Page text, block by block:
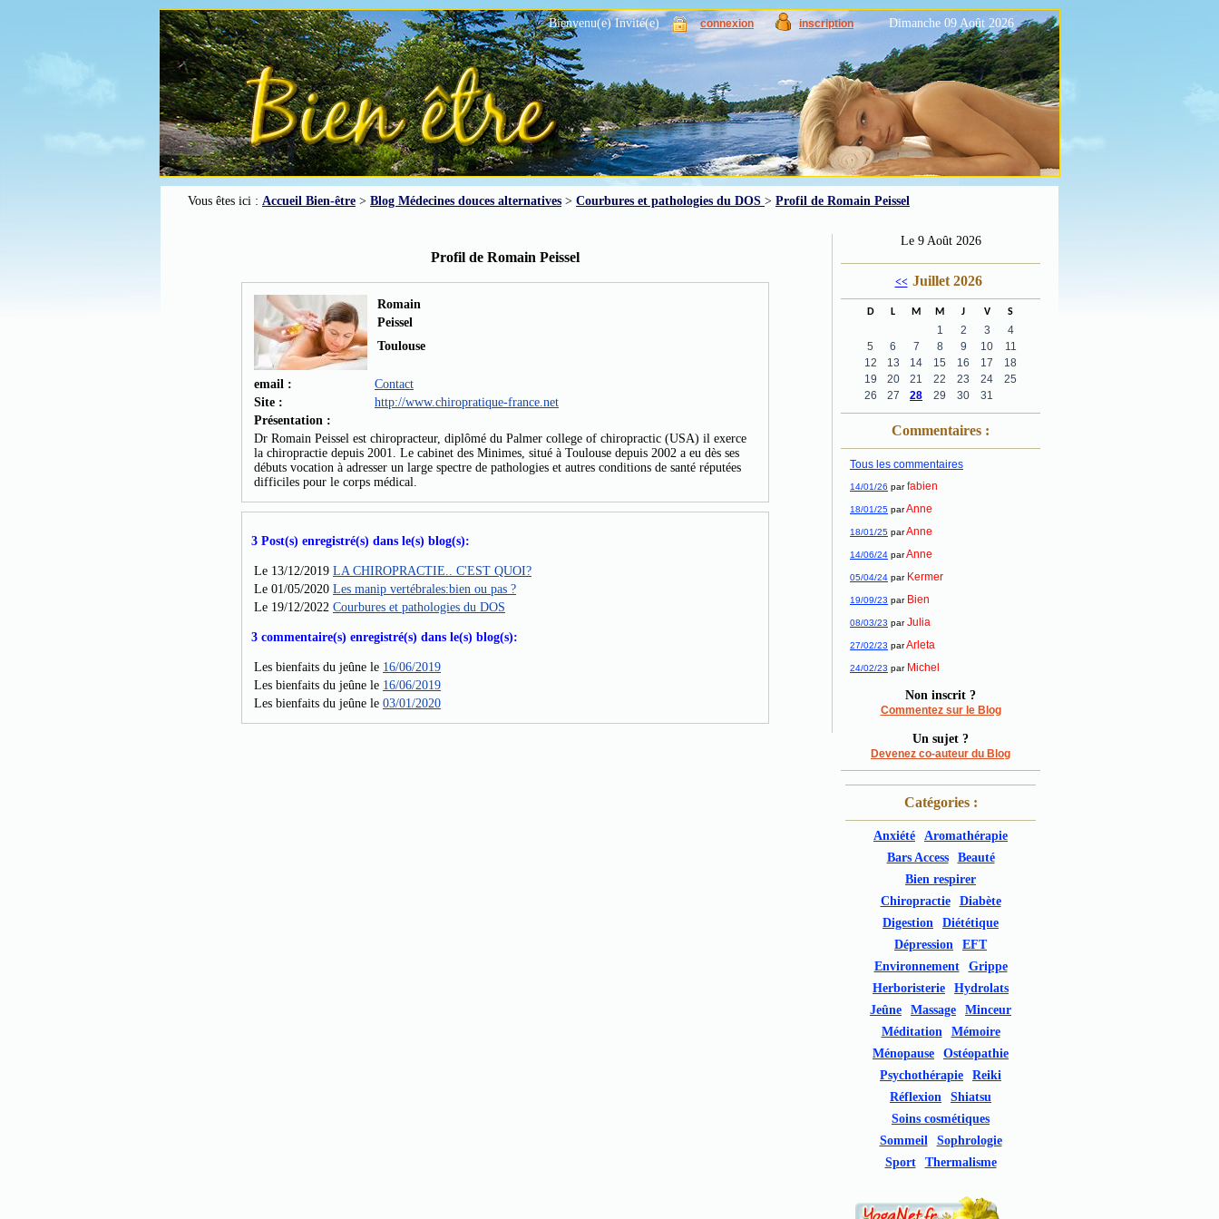
Bienvenu(e) Invité(e) connexion inscription Dimanche 09 Août 2026
Vous êtes ici : Accueil Bien-être > Blog Médecines douces alternatives > Courbures et pathologies du DOS > Profil de Romain Peissel
Profil de Romain Peissel
Romain
Peissel
Toulouse
email :
Contact
Site :
http://www.chiropratique-france.net
Présentation :
Dr Romain Peissel est chiropracteur, diplômé du Palmer college of chiropractic (USA) il exerce
la chiropractie depuis 2001. Le cabinet des Minimes, situé à Toulouse depuis 2002 a eu dès ses
débuts vocation à adresser un large spectre de pathologies et autres conditions de santé réputées
difficiles pour le corps médical.
3 Post(s) enregistré(s) dans le(s) blog(s):
Le 13/12/2019 LA CHIROPRACTIE.. C'EST QUOI?
Le 01/05/2020 Les manip vertébrales:bien ou pas ?
Le 19/12/2022 Courbures et pathologies du DOS
3 commentaire(s) enregistré(s) dans le(s) blog(s):
Les bienfaits du jeûne le 16/06/2019
Les bienfaits du jeûne le 16/06/2019
Les bienfaits du jeûne le 03/01/2020
Le 9 Août 2026
<< Juillet 2026
D L M M J V S
1 2 3
4
5
6 7 8 9 10
11
12
13 14 15 16 17
18
19
20 21 22 23 24
25
26
27 28 29 30 31
Commentaires :
Tous les commentaires
14/01/26 par fabien
18/01/25 parAnne
18/01/25 parAnne
14/06/24 parAnne
05/04/24 par Kermer
19/09/23 par Bien
08/03/23 par Julia
27/02/23 parArleta
24/02/23 par Michel
Non inscrit ?
Commentez sur le Blog
Un sujet ?
Devenez co-auteur du Blog
Catégories :
Anxiété
Aromathérapie
Bars Access
Beauté
Bien respirer
Chiropractie
Diabète
Digestion
Diététique
Dépression
EFT
Environnement
Grippe
Herboristerie
Hydrolats
Jeûne
Massage
Minceur
Méditation
Mémoire
Ménopause
Ostéopathie
Psychothérapie
Reiki
Réflexion
Shiatsu
Soins cosmétiques
Sommeil
Sophrologie
Sport
Thermalisme